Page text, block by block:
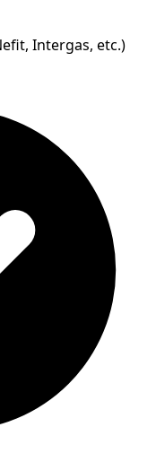
Intergas, etc.)